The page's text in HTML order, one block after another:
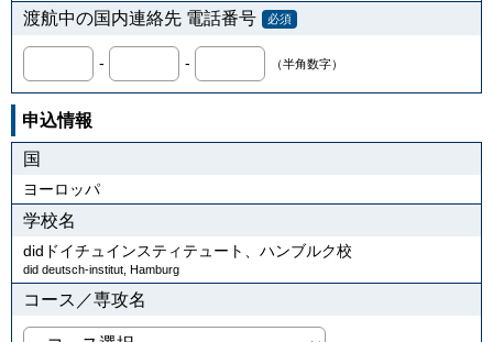
渡航中の国内連絡先 電話番号 必須
- - （半角数字）
申込情報
国
ヨーロッパ
学校名
didドイチュインスティテュート、ハンブルク校
did deutsch-institut, Hamburg
コース／専攻名